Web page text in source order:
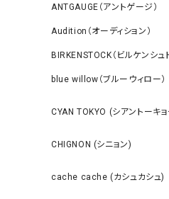
ANTGAUGE（アントゲージ）
Audition（オーディション）
BIRKENSTOCK（ビルケンシュ
blue willow（ブルーウィロー）
CYAN TOKYO (シアントーキ
CHIGNON (シニョン)
cache cache (カシュカシュ)